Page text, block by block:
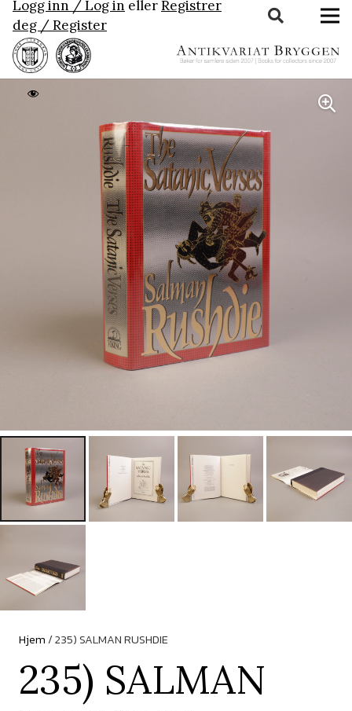
Logg inn / Log in ellerRegistrer
deg / Register
Hjem/ 235) SALMAN RUSHDIE
235) SALMAN